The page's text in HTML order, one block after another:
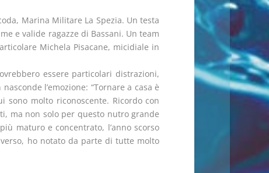
Marina Militare La Spezia. Un testa
e valide ragazze di Bassani. Un team
Michela Pisacane, micidiale in
essere particolari distrazioni,
l’emozione: “Tornare a casa è
molto riconoscente. Ricordo con
ma non solo per questo nutro grande
maturo e concentrato, l’anno scorso
ho notato da parte di tutte molto